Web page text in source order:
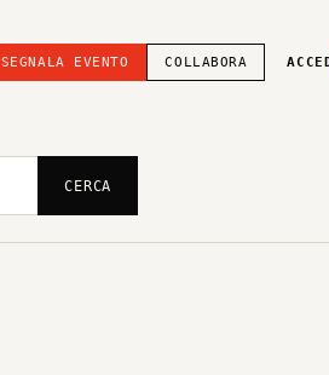
SEGNALA EVENTO COLLABORA
CERCA